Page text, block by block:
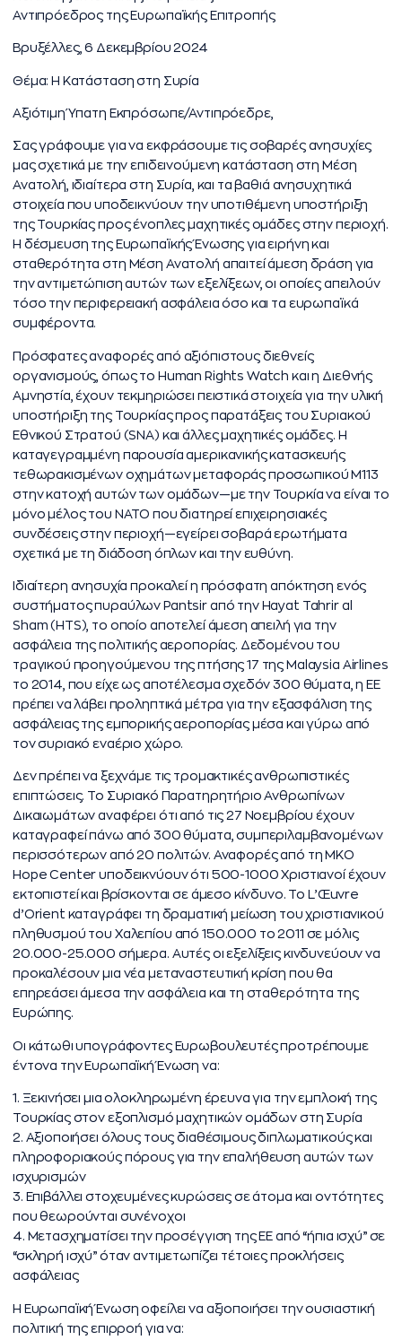
Αντιπρόεδρος της Ευρωπαϊκής Επιτροπής
Βρυξέλλες, 6 Δεκεμβρίου 2024
Θέμα: Η Κατάσταση στη Συρία
Αξιότιμη Ύπατη Εκπρόσωπε/Αντιπρόεδρε,
Σας γράφουμε για να εκφράσουμε τις σοβαρές ανησυχίες
μας σχετικά με την επιδεινούμενη κατάσταση στη Μέση
Ανατολή, ιδιαίτερα στη Συρία, και τα βαθιά ανησυχητικά
στοιχεία που υποδεικνύουν την υποτιθέμενη υποστήριξη
της Τουρκίας προς ένοπλες μαχητικές ομάδες στην περιοχή.
Η δέσμευση της Ευρωπαϊκής Ένωσης για ειρήνη και
σταθερότητα στη Μέση Ανατολή απαιτεί άμεση δράση για
την αντιμετώπιση αυτών των εξελίξεων, οι οποίες απειλούν
τόσο την περιφερειακή ασφάλεια όσο και τα ευρωπαϊκά
συμφέροντα.
Πρόσφατες αναφορές από αξιόπιστους διεθνείς
οργανισμούς, όπως το Human Rights Watch και η Διεθνής
Αμνηστία, έχουν τεκμηριώσει πειστικά στοιχεία για την υλική
υποστήριξη της Τουρκίας προς παρατάξεις του Συριακού
Εθνικού Στρατού (SNA) και άλλες μαχητικές ομάδες. Η
καταγεγραμμένη παρουσία αμερικανικής κατασκευής
τεθωρακισμένων οχημάτων μεταφοράς προσωπικού M113
στην κατοχή αυτών των ομάδων—με την Τουρκία να είναι το
μόνο μέλος του ΝΑΤΟ που διατηρεί επιχειρησιακές
συνδέσεις στην περιοχή—εγείρει σοβαρά ερωτήματα
σχετικά με τη διάδοση όπλων και την ευθύνη.
Ιδιαίτερη ανησυχία προκαλεί η πρόσφατη απόκτηση ενός
συστήματος πυραύλων Pantsir από την Hayat Tahrir al
Sham (HTS), το οποίο αποτελεί άμεση απειλή για την
ασφάλεια της πολιτικής αεροπορίας. Δεδομένου του
τραγικού προηγούμενου της πτήσης 17 της Malaysia Airlines
το 2014, που είχε ως αποτέλεσμα σχεδόν 300 θύματα, η ΕΕ
πρέπει να λάβει προληπτικά μέτρα για την εξασφάλιση της
ασφάλειας της εμπορικής αεροπορίας μέσα και γύρω από
τον συριακό εναέριο χώρο.
Δεν πρέπει να ξεχνάμε τις τρομακτικές ανθρωπιστικές
επιπτώσεις. Το Συριακό Παρατηρητήριο Ανθρωπίνων
Δικαιωμάτων αναφέρει ότι από τις 27 Νοεμβρίου έχουν
καταγραφεί πάνω από 300 θύματα, συμπεριλαμβανομένων
περισσότερων από 20 πολιτών. Αναφορές από τη ΜΚΟ
Hope Center υποδεικνύουν ότι 500-1000 Χριστιανοί έχουν
εκτοπιστεί και βρίσκονται σε άμεσο κίνδυνο. Το L’Œuvre
d’Orient καταγράφει τη δραματική μείωση του χριστιανικού
πληθυσμού του Χαλεπίου από 150.000 το 2011 σε μόλις
20.000-25.000 σήμερα. Αυτές οι εξελίξεις κινδυνεύουν να
προκαλέσουν μια νέα μεταναστευτική κρίση που θα
επηρεάσει άμεσα την ασφάλεια και τη σταθερότητα της
Ευρώπης.
Οι κάτωθι υπογράφοντες Ευρωβουλευτές προτρέπουμε
έντονα την Ευρωπαϊκή Ένωση να:
1. Ξεκινήσει μια ολοκληρωμένη έρευνα για την εμπλοκή της
Τουρκίας στον εξοπλισμό μαχητικών ομάδων στη Συρία
2. Αξιοποιήσει όλους τους διαθέσιμους διπλωματικούς και
πληροφοριακούς πόρους για την επαλήθευση αυτών των
ισχυρισμών
3. Επιβάλλει στοχευμένες κυρώσεις σε άτομα και οντότητες
που θεωρούνται συνένοχοι
4. Μετασχηματίσει την προσέγγιση της ΕΕ από “ήπια ισχύ” σε
“σκληρή ισχύ” όταν αντιμετωπίζει τέτοιες προκλήσεις
ασφάλειας
Η Ευρωπαϊκή Ένωση οφείλει να αξιοποιήσει την ουσιαστική
πολιτική της επιρροή για να: